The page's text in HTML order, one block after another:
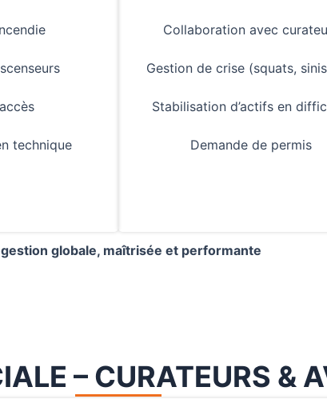
technique
Collaboration avec
Gestion de crise (squats,
Stabilisation d’actifs en
Demande de permis
globale, maîtrisée et performante
– CURATEURS &